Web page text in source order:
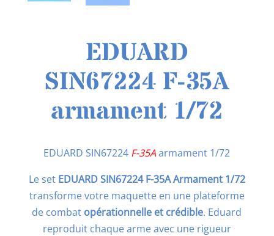
EDUARD
SIN67224 F-35A
armament 1/72
EDUARD SIN67224 F-35Aarmament 1/72
Le set EDUARD SIN67224 F-35A Armament 1/72
transforme votre maquette en une plateforme
de combat opérationnelle et crédible. Eduard
reproduit chaque arme avec une rigueur